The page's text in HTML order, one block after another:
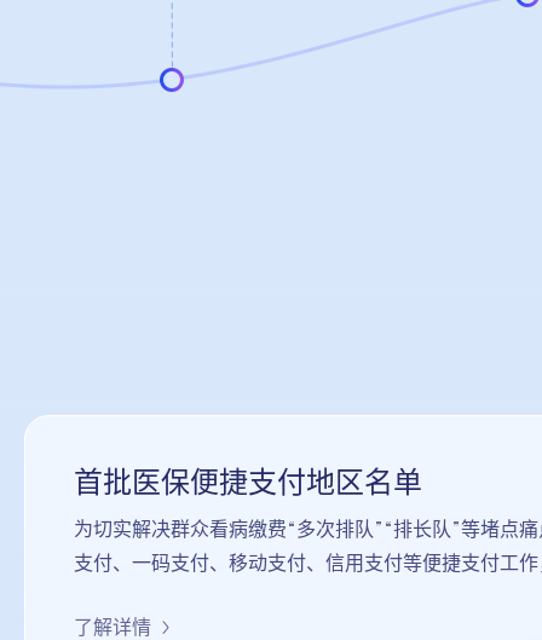
首批医保便捷支付地区名单
为切实解决群众看病缴费“多次排队”“排长队”等堵点
支付、一码支付、移动支付、信用支付等便捷支付工
了解详情